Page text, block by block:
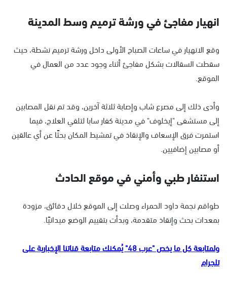
انهيار مفاجئ في ورشة ترميم وسط المدينة
وقع الانهيار في ساعات الصباح الأولى داخل ورشة ترميم نشطة، حيث
سقطت السقالات بشكل مفاجئ أثناء وجود عدد من العمال في
الموقع.
وأدى ذلك إلى مصرع شاب وإصابة ثلاثة آخرين، وقد تم نقل المصابين
إلى مستشفى "إيخلوف" في مدينة كفار سابا لتلقي العلاج، فيما
استمرت فرق الإسعاف والإنقاذ في تمشيط المكان بحثًا عن أي عالقين
أو مصابين إضافيين.
استنفار طبي وأمني في موقع الحادث
طواقم نجمة داود الحمراء وصلت إلى الموقع خلال دقائق، مزودة
بمعدات بحث وإنقاذ متقدمة، وبدأت بتقييم الوضع ميدانيًا.
ولمتابعة كل ما يخص "عرب 48" يُمكنك متابعة قناتنا الإخبارية على
تلجرام